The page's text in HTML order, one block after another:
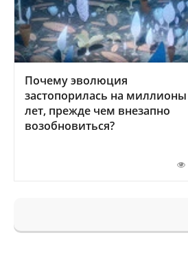
Почему эволюция
застопорилась на миллионы
лет, прежде чем внезапно
возобновиться?